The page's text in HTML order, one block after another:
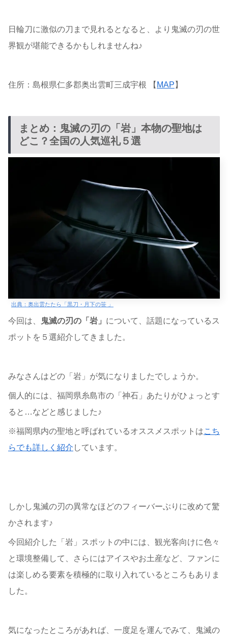
日輪刀に激似の刀まで見れるとなると、より鬼滅の刃の世
界観が堪能できるかもしれませんね♪
住所：島根県仁多郡奥出雲町三成宇根 【 MAP 】
まとめ：鬼滅の刃の「岩」本物の聖地は
どこ？全国の人気巡礼５選
出典：奥出雲たたら「黒刀・月下の笹 」
今回は、 鬼滅の刃の「岩」 について、話題になっているス
ポットを５選紹介してきました。
みなさんはどの「岩」が気になりましたでしょうか。
個人的には、福岡県糸島市の「神石」あたりがひょっとす
ると…などと感じました♪
※福岡県内の聖地と呼ばれているオススメスポットはこち
らでも詳しく紹介 しています。
しかし鬼滅の刃の異常なほどのフィーバーぶりに改めて驚
かされます♪
今回紹介した「岩」スポットの中には、観光客向けに色々
と環境整備して、さらにはアイスやお土産など、ファンに
は楽しめる要素を積極的に取り入れているところもありま
した。
気になったところがあれば、一度足を運んでみて、鬼滅の